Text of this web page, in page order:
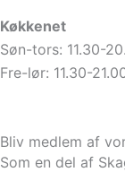
Køkkenet
Søn-tors: 11.30-
Fre-lør: 11.30-
Bliv medlem af
Som en del af